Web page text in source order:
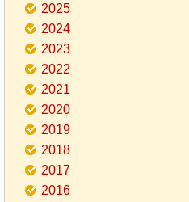
2025
2024
2023
2022
2021
2020
2019
2018
2017
2016